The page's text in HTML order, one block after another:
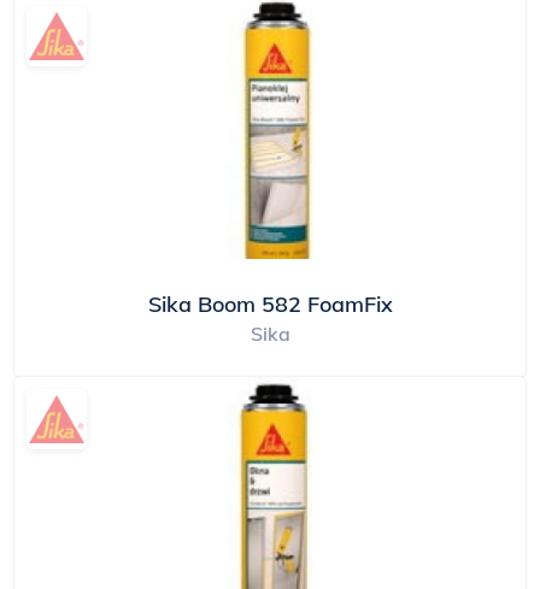
Sika Boom 582 FoamFix
Sika